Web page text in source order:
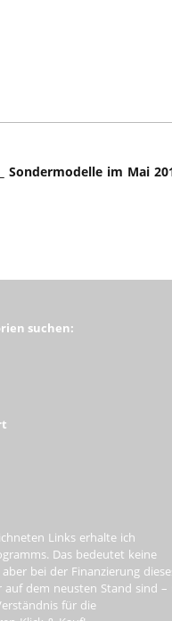
Sondermodelle im Mai
suchen:
Links erhalte ich
Das bedeutet keine
bei der Finanzierung
dem neusten Stand sind –
für die